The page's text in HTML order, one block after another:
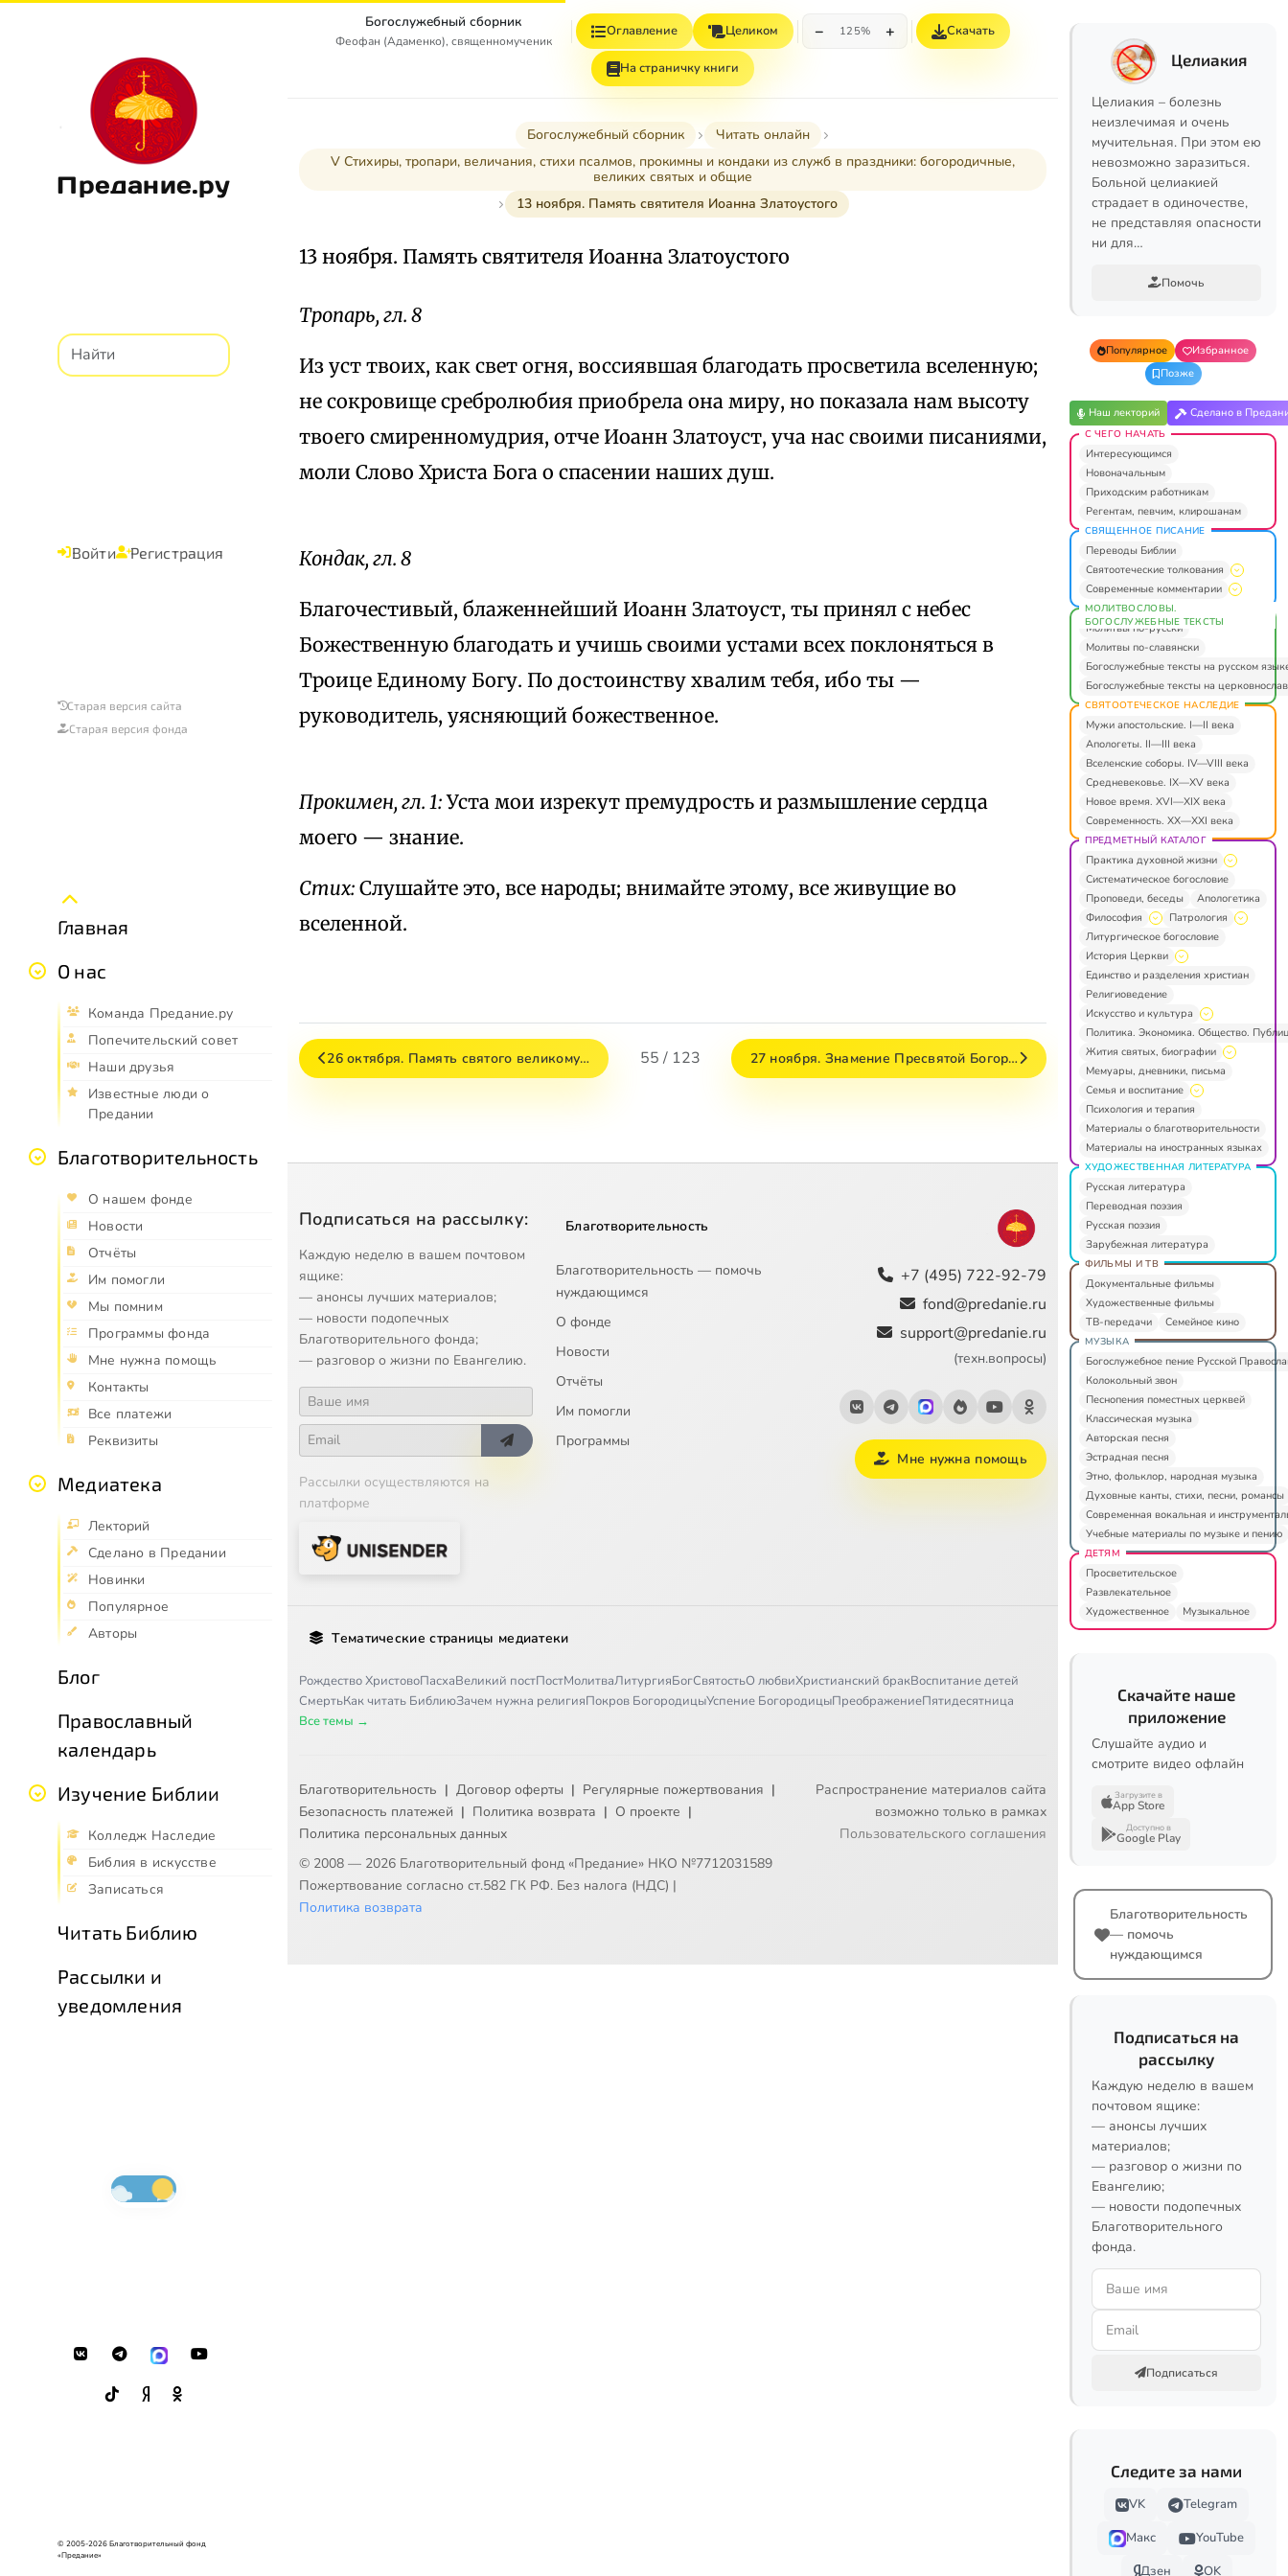
Предание.ру
Войти Регистрация
Старая версия сайта
Старая версия фонда
Главная
О нас
Команда Предание.ру
Попечительский совет
Наши друзья
Известные люди о
Предании
Благотворительность
О нашем фонде
Новости
Отчёты
Им помогли
Мы помним
Программы фонда
Мне нужна помощь
Контакты
Все платежи
Реквизиты
Медиатека
Лекторий
Сделано в Предании
Новинки
Популярное
Авторы
Блог
Православный
календарь
Изучение Библии
Колледж Наследие
Библия в искусстве
Записаться
Читать Библию
Рассылки и
уведомления
© 2005-2026 Благотворительный фонд
«Предание»
Богослужебный сборник
Феофан (Адаменко), священномученик
Оглавление Целиком − 125% + Скачать
На страничку книги
Богослужебный сборник
Читать онлайн
V Стихиры, тропари, величания, стихи псалмов, прокимны и кондаки из служб в праздники: богородичные,
великих святых и общие
13 ноября. Память святителя Иоанна Златоустого
13 ноября. Память святителя Иоанна Златоустого
Тропарь, гл. 8
Из уст твоих, как свет огня, воссиявшая благодать просветила вселенную;
не сокровище сребролюбия приобрела она миру, но показала нам высоту
твоего смиренномудрия, отче Иоанн Златоуст, уча нас своими писаниями,
моли Слово Христа Бога о спасении наших душ.
Кондак, гл. 8
Благочестивый, блаженнейший Иоанн Златоуст, ты принял с небес
Божественную благодать и учишь своими устами всех поклоняться в
Троице Единому Богу. По достоинству хвалим тебя, ибо ты —
руководитель, уясняющий божественное.
Прокимен, гл. 1:Уста мои изрекут премудрость и размышление сердца
моего — знание.
Стих: Слушайте это, все народы; внимайте этому, все живущие во
вселенной.
26 октября. Память святого великому… 55 / 123 27 ноября. Знамение Пресвятой Богор…
Подписаться на рассылку:
Каждую неделю в вашем почтовом
ящике:
— анонсы лучших материалов;
— новости подопечных
Благотворительного фонда;
— разговор о жизни по Евангелию.
Рассылки осуществляются на
платформе
Благотворительность
Благотворительность — помочь
нуждающимся
О фонде
Новости
Отчёты
Им помогли
Программы
+7 (495) 722-92-79
fond@predanie.ru
support@predanie.ru
(техн.вопросы)
Мне нужна помощь
Тематические страницы медиатеки
Рождество ХристовоПасхаВеликий постПостМолитваЛитургияБогСвятостьО любвиХристианский бракВоспитание детей
СмертьКак читать БиблиюЗачем нужна религияПокров БогородицыУспение БогородицыПреображениеПятидесятница
Все темы →
Благотворительность | Договор оферты | Регулярные пожертвования |
Безопасность платежей | Политика возврата | О проекте |
Политика персональных данных
© 2008 — 2026 Благотворительный фонд «Предание» НКО №7712031589
Пожертвование согласно ст.582 ГК РФ. Без налога (НДС) |
Политика возврата
Распространение материалов сайта
возможно только в рамках
Пользовательского соглашения
Целиакия
Целиакия – болезнь
неизлечимая и очень
мучительная. При этом ею
невозможно заразиться.
Больной целиакией
страдает в одиночестве,
не представляя опасности
ни для…
Помочь
Популярное
Избранное
Позже
Наш лекторий Сделано в
С ЧЕГО НАЧАТЬ
Интересующимся
Новоначальным
Приходским работникам
Регентам, певчим, клирошанам
СВЯЩЕННОЕ ПИСАНИЕ
Переводы Библии
Святоотеческие толкования
Современные комментарии
МОЛИТВОСЛОВЫ.
БОГОСЛУЖЕБНЫЕ ТЕКСТЫ
Молитвы по-русски
Молитвы по-славянски
Богослужебные тексты на русском
Богослужебные тексты на
СВЯТООТЕЧЕСКОЕ НАСЛЕДИЕ
Мужи апостольские. I—II века
Апологеты. II—III века
Вселенские соборы. IV—VIII века
Средневековье. IX—XV века
Новое время. XVI—XIX века
Современность. XX—XXI века
ПРЕДМЕТНЫЙ КАТАЛОГ
Практика духовной жизни
Систематическое богословие
Проповеди, беседы
Апологетика
Философия
Патрология
Литургическое богословие
История Церкви
Единство и разделения христиан
Религиоведение
Искусство и культура
Политика. Экономика. Общество.
Жития святых, биографии
Мемуары, дневники, письма
Семья и воспитание
Психология и терапия
Материалы о благотворительности
Материалы на иностранных языках
ХУДОЖЕСТВЕННАЯ ЛИТЕРАТУРА
Русская литература
Переводная поэзия
Русская поэзия
Зарубежная литература
ФИЛЬМЫ И ТВ
Документальные фильмы
Художественные фильмы
ТВ-передачи
Семейное кино
МУЗЫКА
Богослужебное пение Русской
Колокольный звон
Песнопения поместных церквей
Классическая музыка
Авторская песня
Эстрадная песня
Этно, фольклор, народная музыка
Духовные канты, стихи, песни, романсы
Современная вокальная и
Учебные материалы по музыке и пению
ДЕТЯМ
Просветительское
Развлекательное
Художественное
Музыкальное
Скачайте наше
приложение
Слушайте аудио и
смотрите видео офлайн
Загрузите в
App Store
Доступно в
Google Play
Благотворительность
— помочь
нуждающимся
Подписаться на
рассылку
Каждую неделю в вашем
почтовом ящике:
— анонсы лучших
материалов;
— разговор о жизни по
Евангелию;
— новости подопечных
Благотворительного
фонда.
Подписаться
Следите за нами
VK
Telegram
Макс
YouTube
Дзен
OK